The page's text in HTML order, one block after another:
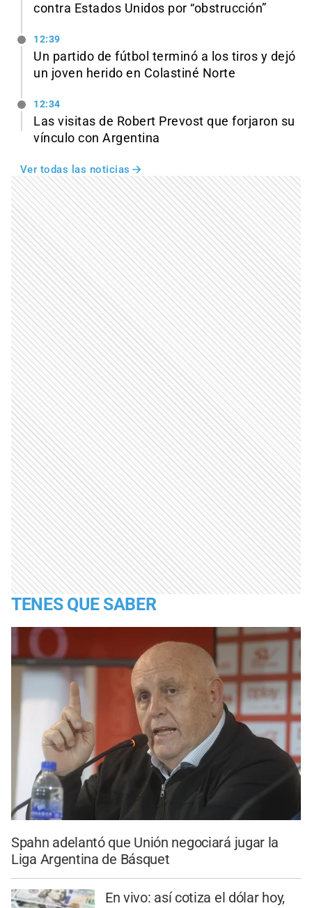
contra Estados Unidos por “obstrucción”
12:39
Un partido de fútbol terminó a los tiros y dejó
un joven herido en Colastiné Norte
12:34
Las visitas de Robert Prevost que forjaron su
vínculo con Argentina
Ver todas las noticias
TENES QUE SABER
Spahn adelantó que Unión negociará jugar la
Liga Argentina de Básquet
En vivo: así cotiza el dólar hoy,